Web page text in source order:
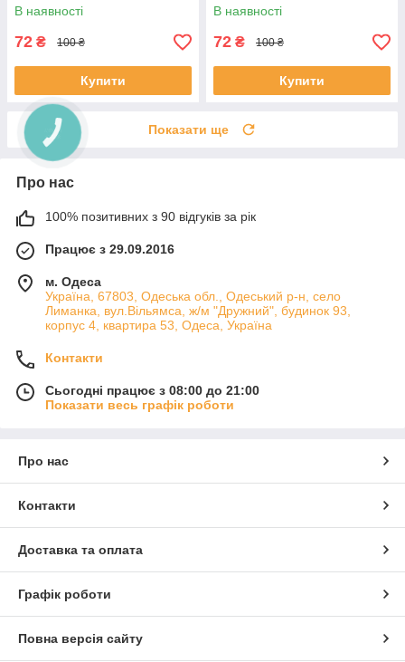
В наявності
72 ₴ 100 ₴
Купити
В наявності
72 ₴ 100 ₴
Купити
Показати ще
Про нас
100% позитивних з 90 відгуків за рік
Працює з 29.09.2016
м. Одеса
Україна, 67803, Одеська обл., Одеський р-н, село
Лиманка, вул.Вільямса, ж/м "Дружний", будинок 93,
корпус 4, квартира 53, Одеса, Україна
Контакти
Сьогодні працює з 08:00 до 21:00
Показати весь графік роботи
Про нас
Контакти
Доставка та оплата
Графік роботи
Повна версія сайту